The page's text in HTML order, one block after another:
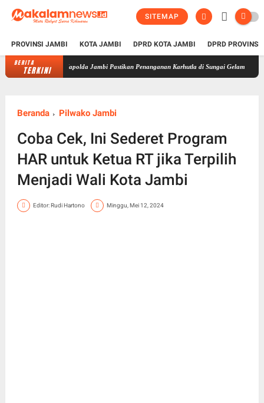
SITEMAP
PROVINSI JAMBI KOTA JAMBI DPRD KOTA JAMBI DPRD
BERITA
TERKINI
Kapolda Jambi Pastikan Penanganan Karhutla di Sungai Gelam Terus Dilakukan,
Beranda Pilwako Jambi
Coba Cek, Ini Sederet Program
HAR untuk Ketua RT jika Terpilih
Menjadi Wali Kota Jambi
Editor: Rudi Hartono Minggu, Mei 12, 2024